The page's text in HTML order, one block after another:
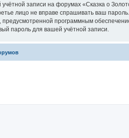
записи на форумах «Сказка о
лицо не вправе спрашивать ваш
программным
пароль для вашей учётной записи.